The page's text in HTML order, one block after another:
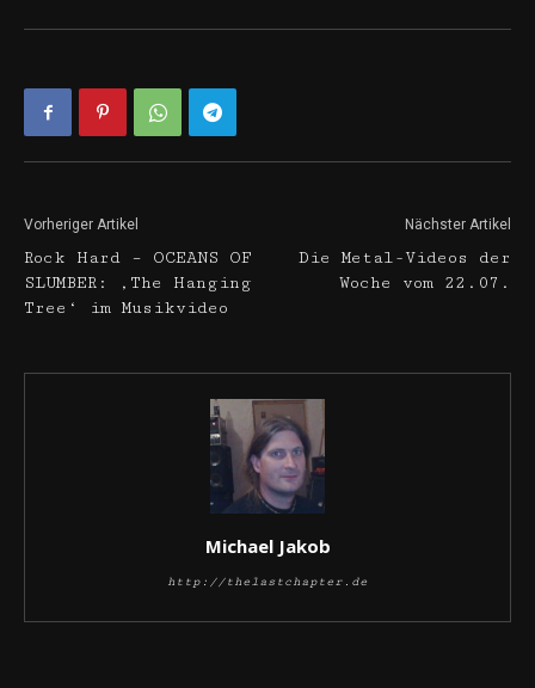
Vorheriger Artikel
Rock Hard – OCEANS OF
SLUMBER: ‚The Hanging
Tree‘ im Musikvideo
Nächster Artikel
Die Metal-Videos der
Woche vom 22.07.
Michael Jakob
http://thelastchapter.de